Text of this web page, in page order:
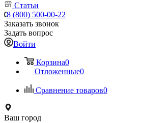
Статьи
8 (800) 500-00-22
Заказать звонок
Задать вопрос
Войти
Корзина0
Отложенные0
Сравнение товаров0
Ваш город